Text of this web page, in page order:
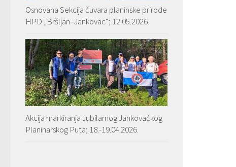
Osnovana Sekcija čuvara planinske prirode
HPD „Bršljan–Jankovac“; 12.05.2026.
Akcija markiranja Jubilarnog Jankovačkog
Planinarskog Puta; 18.-19.04.2026.